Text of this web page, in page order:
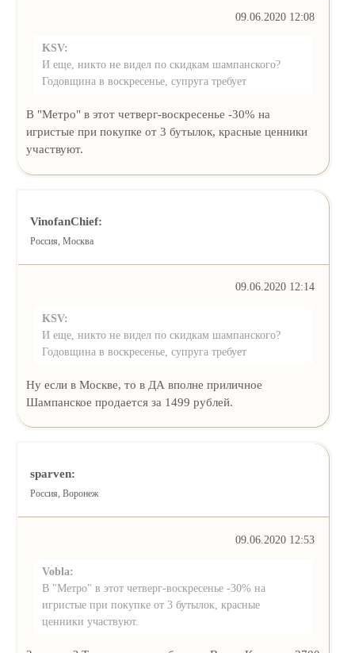
09.06.2020 12:08
KSV:
И еще, никто не видел по скидкам шампанского?
Годовщина в воскресенье, супруга требует
В "Метро" в этот четверг-воскресенье -30% на
игристые при покупке от 3 бутылок, красные ценники
участвуют.
VinofanChief:
Россия, Москва
09.06.2020 12:14
KSV:
И еще, никто не видел по скидкам шампанского?
Годовщина в воскресенье, супруга требует
Ну если в Москве, то в ДА вполне приличное
Шампанское продается за 1499 рублей.
sparven:
Россия, Воронеж
09.06.2020 12:53
Vobla:
В "Метро" в этот четверг-воскресенье -30% на
игристые при покупке от 3 бутылок, красные
ценники участвуют.